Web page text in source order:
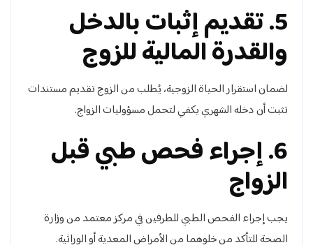
5. تقديم إثبات بالدخل
والقدرة المالية للزوج
لضمان استقرار الحياة الزوجية، يُطلب من الزوج تقديم مستندات
تثبت أن دخله الشهري يكفي لتحمل مسؤوليات الزواج.
6. إجراء فحص طبي قبل
الزواج
يجب إجراء الفحص الطبي للطرفين في مركز معتمد من وزارة
الصحة للتأكد من خلوهما من الأمراض المعدية أو الوراثية.